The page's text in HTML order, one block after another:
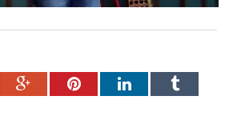
Google+PinterestLinkedInTumblr